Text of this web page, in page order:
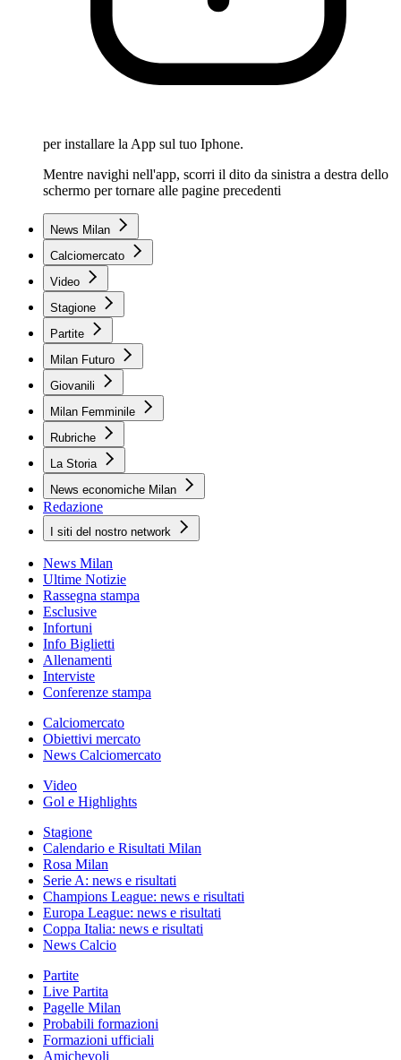
per installare la App sul tuo Iphone.
Mentre navighi nell'app, scorri il dito da sinistra a destra dello
schermo per tornare alle pagine precedenti
News Milan
Calciomercato
Video
Stagione
Partite
Milan Futuro
Giovanili
Milan Femminile
Rubriche
La Storia
News economiche Milan
Redazione
I siti del nostro network
News Milan
Ultime Notizie
Rassegna stampa
Esclusive
Infortuni
Info Biglietti
Allenamenti
Interviste
Conferenze stampa
Calciomercato
Obiettivi mercato
News Calciomercato
Video
Gol e Highlights
Stagione
Calendario e Risultati Milan
Rosa Milan
Serie A: news e risultati
Champions League: news e risultati
Europa League: news e risultati
Coppa Italia: news e risultati
News Calcio
Partite
Live Partita
Pagelle Milan
Probabili formazioni
Formazioni ufficiali
Amichevoli